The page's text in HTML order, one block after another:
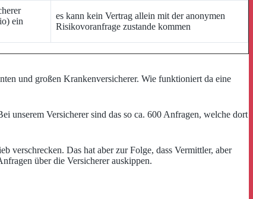
ein
es kann kein Vertrag allein mit der anonymen
Risikovoranfrage zustande kommen
und großen Krankenversicherer. Wie funktioniert da eine
unserem Versicherer sind das so ca. 600 Anfragen, welche dort
verschrecken. Das hat aber zur Folge, dass Vermittler, aber
über die Versicherer auskippen.